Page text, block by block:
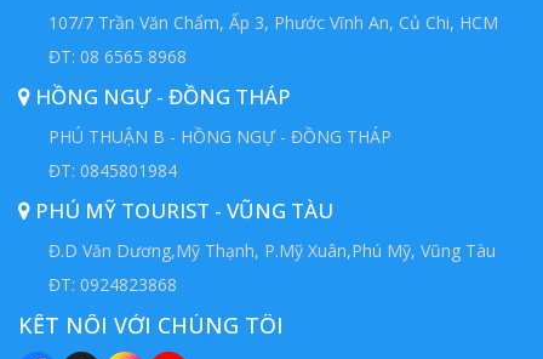
107/7 Trần Văn Chẩm, Ấp 3, Phước Vĩnh An, Củ Chi, HCM
ĐT: 08 6565 8968
HỒNG NGỰ - ĐỒNG THÁP
PHÚ THUẬN B - HỒNG NGỰ - ĐỒNG THÁP
ĐT: 0845801984
PHÚ MỸ TOURIST - VŨNG TÀU
Đ.D Văn Dương,Mỹ Thạnh, P.Mỹ Xuân,Phú Mỹ, Vũng Tàu
ĐT: 0924823868
KẾT NỐI VỚI CHÚNG TÔI